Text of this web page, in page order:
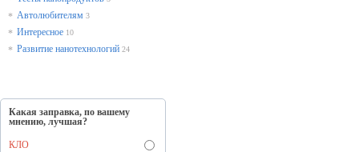
* Автолюбителям 3
* Интересное 10
* Развитие нанотехнологий 24
Какая заправка, по вашему
мнению, лучшая?
КЛО